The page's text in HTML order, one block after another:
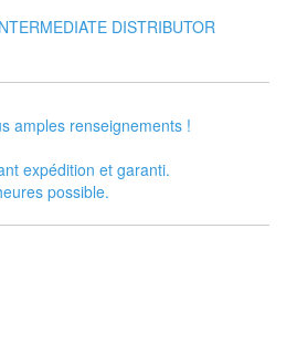
DISTRIBUTOR
amples renseignements !
expédition et garanti.
possible.